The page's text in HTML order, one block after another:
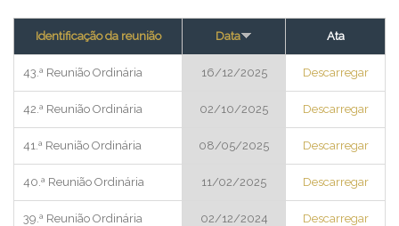
Identificação da reunião Data Ata
43.ª Reunião Ordinária 16/12/2025 Descarregar
42.ª Reunião Ordinária 02/10/2025 Descarregar
41.ª Reunião Ordinária 08/05/2025 Descarregar
40.ª Reunião Ordinária 11/02/2025 Descarregar
39.ª Reunião Ordinária 02/12/2024 Descarregar